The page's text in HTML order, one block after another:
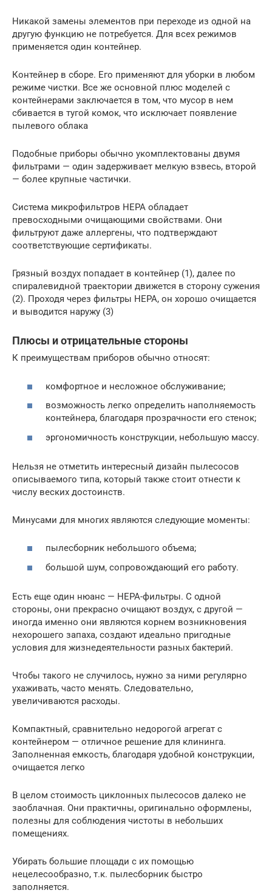
Никакой замены элементов при переходе из одной на
другую функцию не потребуется. Для всех режимов
применяется один контейнер.
Контейнер в сборе. Его применяют для уборки в любом
режиме чистки. Все же основной плюс моделей с
контейнерами заключается в том, что мусор в нем
сбивается в тугой комок, что исключает появление
пылевого облака
Подобные приборы обычно укомплектованы двумя
фильтрами — один задерживает мелкую взвесь, второй
— более крупные частички.
Система микрофильтров НЕРА обладает
превосходными очищающими свойствами. Они
фильтруют даже аллергены, что подтверждают
соответствующие сертификаты.
Грязный воздух попадает в контейнер (1), далее по
спиралевидной траектории движется в сторону сужения
(2). Проходя через фильтры НЕРА, он хорошо очищается
и выводится наружу (3)
Плюсы и отрицательные стороны
К преимуществам приборов обычно относят:
комфортное и несложное обслуживание;
возможность легко определить наполняемость
контейнера, благодаря прозрачности его стенок;
эргономичность конструкции, небольшую массу.
Нельзя не отметить интересный дизайн пылесосов
описываемого типа, который также стоит отнести к
числу веских достоинств.
Минусами для многих являются следующие моменты:
пылесборник небольшого объема;
большой шум, сопровождающий его работу.
Есть еще один нюанс — НЕРА-фильтры. С одной
стороны, они прекрасно очищают воздух, с другой —
иногда именно они являются корнем возникновения
нехорошего запаха, создают идеально пригодные
условия для жизнедеятельности разных бактерий.
Чтобы такого не случилось, нужно за ними регулярно
ухаживать, часто менять. Следовательно,
увеличиваются расходы.
Компактный, сравнительно недорогой агрегат с
контейнером — отличное решение для клининга.
Заполненная емкость, благодаря удобной конструкции,
очищается легко
В целом стоимость циклонных пылесосов далеко не
заоблачная. Они практичны, оригинально оформлены,
полезны для соблюдения чистоты в небольших
помещениях.
Убирать большие площади с их помощью
нецелесообразно, т.к. пылесборник быстро
заполняется.